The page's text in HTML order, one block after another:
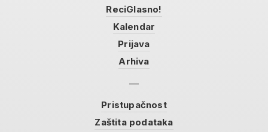
ReciGlasno!
Kalendar
Prijava
Arhiva
Pristupačnost
Zaštita podataka